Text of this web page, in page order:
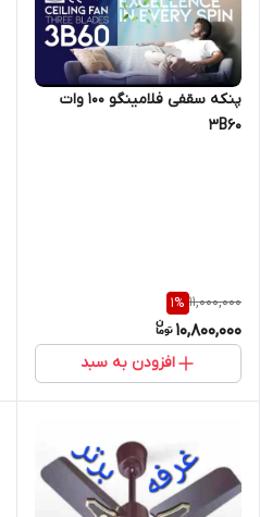
پنکه سقفی فلامینگو ۱۰۰ وات
3B60
11,000,000
1%
10,800,000
افزودن به سبد